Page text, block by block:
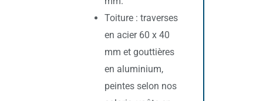
Toiture : traverses
en acier 60 x 40
mm et gouttières
en aluminium,
peintes selon nos